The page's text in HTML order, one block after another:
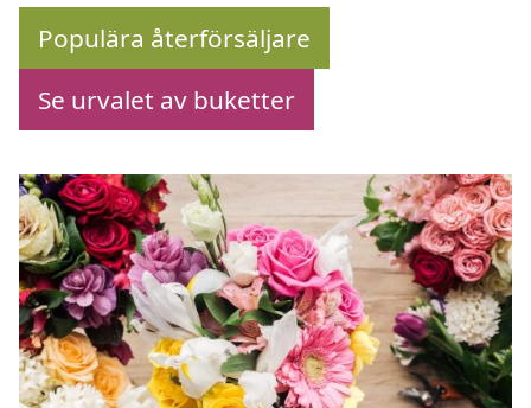
Populära återförsäljare
Se urvalet av buketter